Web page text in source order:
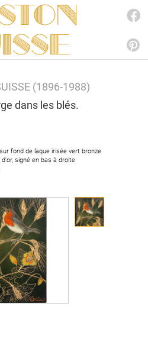
(1896-1988)
dans les blés.
fond de laque irisée vert bronze
signé en bas à droite
fond de laque irisée vert bronze
signé en bas à droite